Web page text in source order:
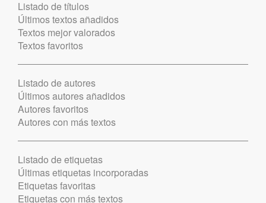
Listado de títulos
Últimos textos añadidos
Textos mejor valorados
Textos favoritos
Listado de autores
Últimos autores añadidos
Autores favoritos
Autores con más textos
Listado de etiquetas
Últimas etiquetas incorporadas
Etiquetas favoritas
Etiquetas con más textos